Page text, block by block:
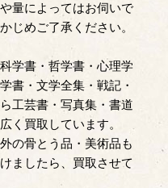
量によってはお伺いで
じめご了承ください。
学書・哲学書・心理学
書・文学全集・戦記・
工芸書・写真集・書道
く買取しています。
の骨とう品・美術品も
ましたら、買取させて